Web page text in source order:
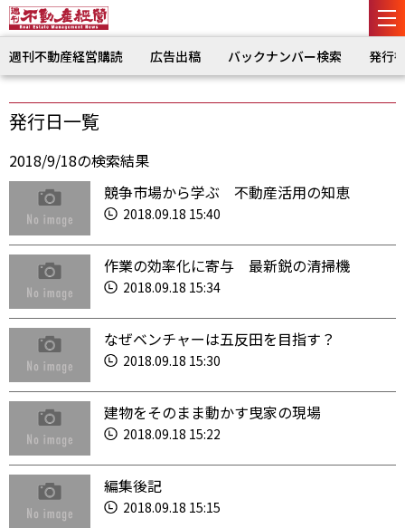
週刊不動産経営購読 広告出稿 バックナンバー検索 発行
発行日一覧
2018/9/18の検索結果
競争市場から学ぶ 不動産活用の知恵
2018.09.18 15:40
作業の効率化に寄与 最新鋭の清掃機
2018.09.18 15:34
なぜベンチャーは五反田を目指す？
2018.09.18 15:30
建物をそのまま動かす曳家の現場
2018.09.18 15:22
編集後記
2018.09.18 15:15